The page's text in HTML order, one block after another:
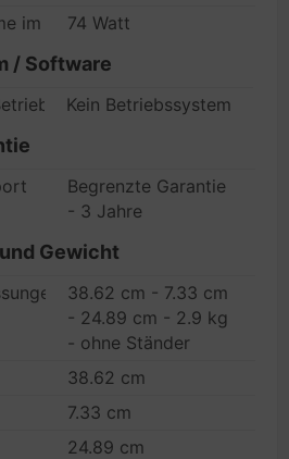
im Betrieb
74 Watt
/ Software
Kein Betriebssystem
Begrenzte Garantie
- 3 Jahre
Gewicht
& Gewicht
38.62 cm - 7.33 cm
- 24.89 cm - 2.9 kg
- ohne Ständer
38.62 cm
7.33 cm
24.89 cm